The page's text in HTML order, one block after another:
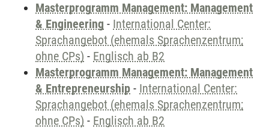
Masterprogramm Management: Management
& Engineering - International Center:
Sprachangebot (ehemals Sprachenzentrum;
ohne CPs) - Englisch ab B2
Masterprogramm Management: Management
& Entrepreneurship - International Center:
Sprachangebot (ehemals Sprachenzentrum;
ohne CPs) - Englisch ab B2